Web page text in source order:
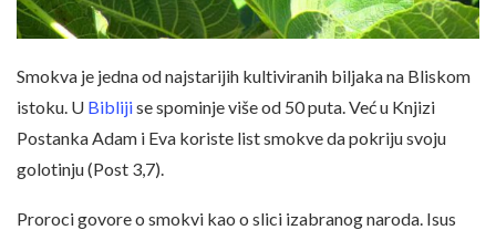
Smokva je jedna od najstarijih kultiviranih biljaka na Bliskom
istoku. U Biblijise spominje više od 50 puta. Već u Knjizi
Postanka Adam i Eva koriste list smokve da pokriju svoju
golotinju (Post 3,7).
Proroci govore o smokvi kao o slici izabranog naroda. Isus